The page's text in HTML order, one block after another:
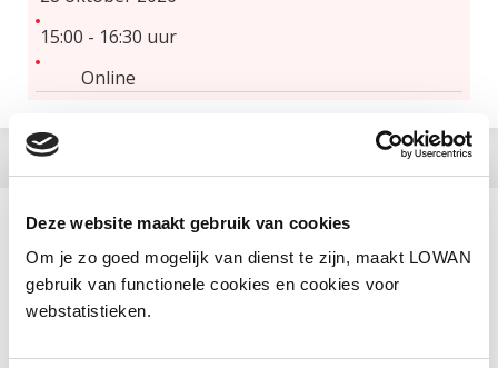
Deze website maakt gebruik van cookies
Om je zo goed mogelijk van dienst te zijn, maakt LOWAN
gebruik van functionele cookies en cookies voor
webstatistieken.
15:00 - 16:30 uur
Online
LOWAN-PO
Categorie